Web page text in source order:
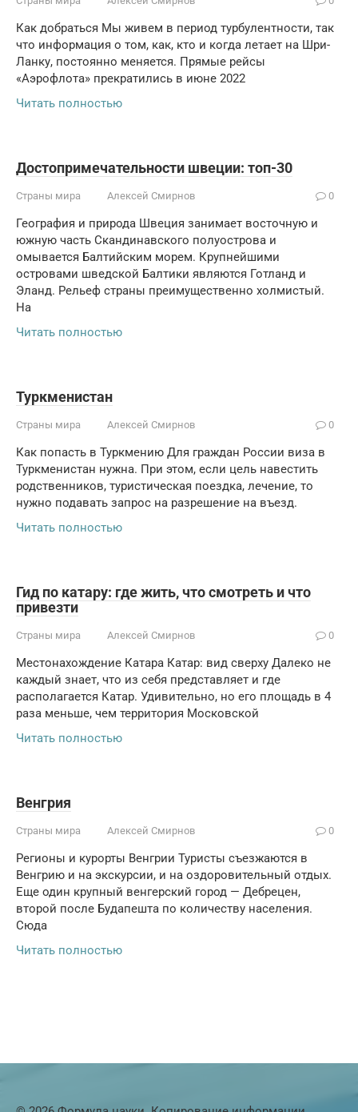
Как добраться Мы живем в период турбулентности, так
что информация о том, как, кто и когда летает на Шри-
Ланку, постоянно меняется. Прямые рейсы
«Аэрофлота» прекратились в июне 2022
Читать полностью
Достопримечательности швеции: топ-30
Страны мира Алексей Смирнов 0
География и природа Швеция занимает восточную и
южную часть Скандинавского полуострова и
омывается Балтийским морем. Крупнейшими
островами шведской Балтики являются Готланд и
Эланд. Рельеф страны преимущественно холмистый.
На
Читать полностью
Туркменистан
Страны мира Алексей Смирнов 0
Как попасть в Туркмению Для граждан России виза в
Туркменистан нужна. При этом, если цель навестить
родственников, туристическая поездка, лечение, то
нужно подавать запрос на разрешение на въезд.
Читать полностью
Гид по катару: где жить, что смотреть и что
привезти
Страны мира Алексей Смирнов 0
Местонахождение Катара Катар: вид сверху Далеко не
каждый знает, что из себя представляет и где
располагается Катар. Удивительно, но его площадь в 4
раза меньше, чем территория Московской
Читать полностью
Венгрия
Страны мира Алексей Смирнов 0
Регионы и курорты Венгрии Туристы съезжаются в
Венгрию и на экскурсии, и на оздоровительный отдых.
Еще один крупный венгерский город — Дебрецен,
второй после Будапешта по количеству населения.
Сюда
Читать полностью